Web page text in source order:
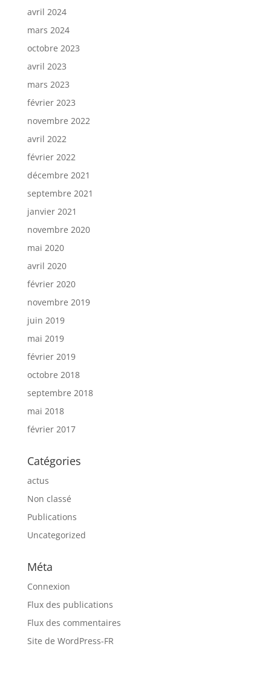
avril 2024
mars 2024
octobre 2023
avril 2023
mars 2023
février 2023
novembre 2022
avril 2022
février 2022
décembre 2021
septembre 2021
janvier 2021
novembre 2020
mai 2020
avril 2020
février 2020
novembre 2019
juin 2019
mai 2019
février 2019
octobre 2018
septembre 2018
mai 2018
février 2017
Catégories
actus
Non classé
Publications
Uncategorized
Méta
Connexion
Flux des publications
Flux des commentaires
Site de WordPress-FR